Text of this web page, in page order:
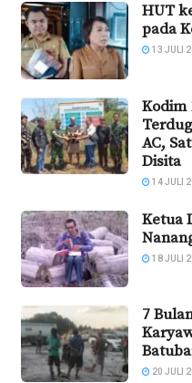
HUT
pada
13 JULI
Kodim
AC,
Disita
14 JULI
Ketua
18 JULI
7
20 JULI